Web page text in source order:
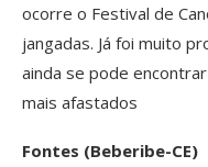
ocorre o Festival de
jangadas. Já foi muito
ainda se pode
mais afastados
Fontes (Beberibe-CE)